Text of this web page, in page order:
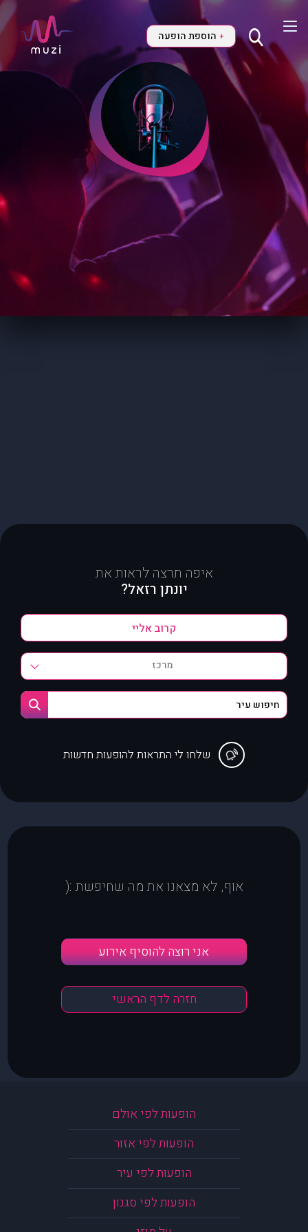
+ הוספת הופעה
איפה תרצה לראות את
יונתן רזאל?
מרכז
שלחו לי התראות להופעות חדשות
אוף, לא מצאנו את מה שחיפשת :(
אני רוצה להוסיף אירוע
חזרה לדף הראשי
הופעות לפי אולם
הופעות לפי אזור
הופעות לפי עיר
הופעות לפי סגנון